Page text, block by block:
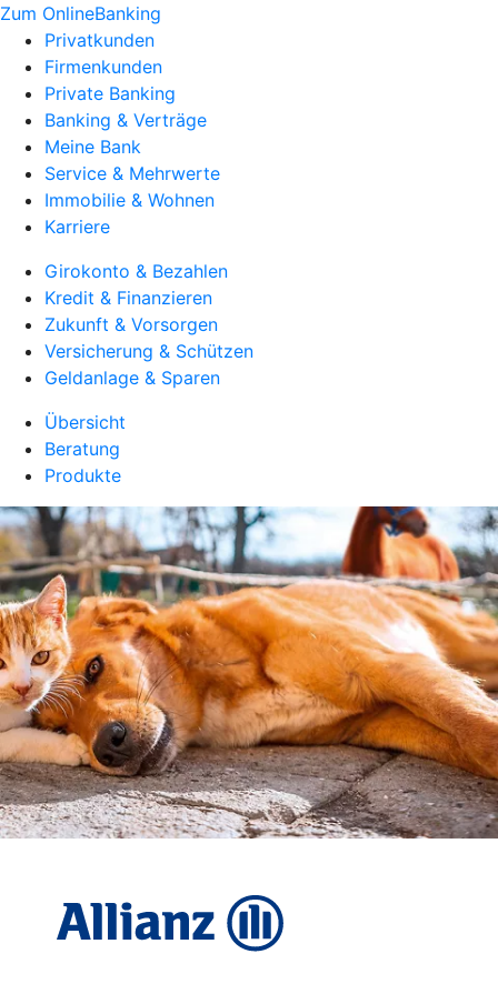
Zum OnlineBanking
Privatkunden
Firmenkunden
Private Banking
Banking & Verträge
Meine Bank
Service & Mehrwerte
Immobilie & Wohnen
Karriere
Girokonto & Bezahlen
Kredit & Finanzieren
Zukunft & Vorsorgen
Versicherung & Schützen
Geldanlage & Sparen
Übersicht
Beratung
Produkte